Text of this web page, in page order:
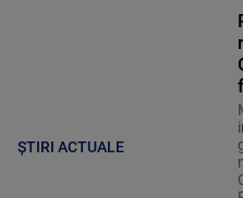
ȘTIRI ACTUALE